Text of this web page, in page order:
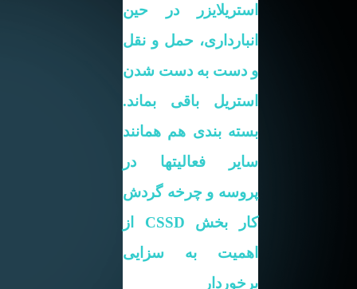
استریلایزر در حین
انبارداری، حمل و نقل
و دست به دست شدن
استریل باقی بماند.
بسته بندی هم همانند
سایر فعالیتها در
پروسه و چرخه گردش
کار بخش CSSD از
اهمیت به سزایی
برخوردار